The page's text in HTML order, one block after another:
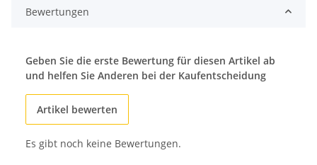
Bewertungen
Geben Sie die erste Bewertung für diesen Artikel ab
und helfen Sie Anderen bei der Kaufentscheidung
Artikel bewerten
Es gibt noch keine Bewertungen.